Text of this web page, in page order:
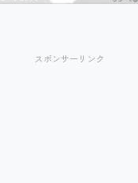
スポンサーリンク